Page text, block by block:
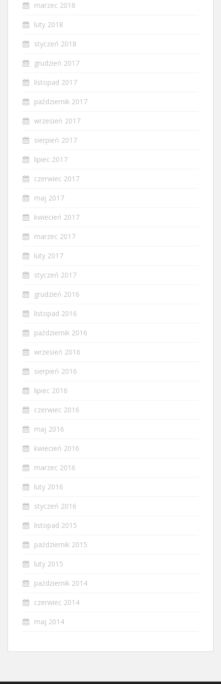
marzec 2018
luty 2018
styczeń 2018
grudzień 2017
listopad 2017
październik 2017
wrzesień 2017
sierpień 2017
lipiec 2017
czerwiec 2017
maj 2017
kwiecień 2017
marzec 2017
luty 2017
styczeń 2017
grudzień 2016
listopad 2016
październik 2016
wrzesień 2016
sierpień 2016
lipiec 2016
czerwiec 2016
maj 2016
kwiecień 2016
marzec 2016
luty 2016
styczeń 2016
listopad 2015
październik 2015
luty 2015
październik 2014
czerwiec 2014
maj 2014